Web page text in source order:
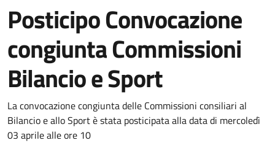
Posticipo Convocazione
congiunta Commissioni
Bilancio e Sport
Dettagli della notizia
La convocazione congiunta delle Commissioni consiliari al
Bilancio e allo Sport è stata posticipata alla data di mercoledì
03 aprile alle ore 10